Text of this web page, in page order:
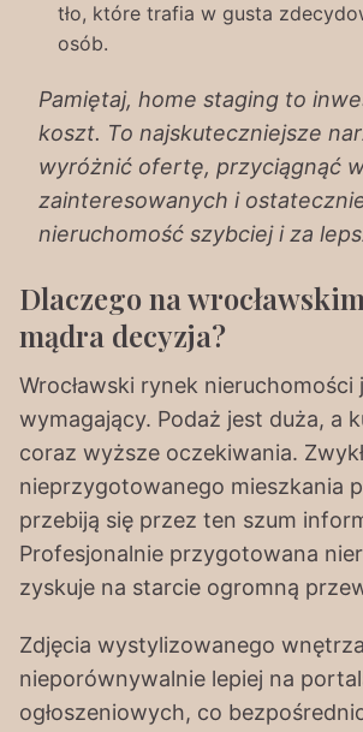
tło, które trafia w gusta
osób.
Pamiętaj, home staging to
koszt. To najskuteczniejsze
wyróżnić ofertę, przyciągnąć
zainteresowanych i
nieruchomość szybciej i za
Dlaczego na
mądra decyzja?
Wrocławski rynek nieruchomości
wymagający. Podaż jest duża, a
coraz wyższe oczekiwania.
nieprzygotowanego mieszkania
przebiją się przez ten szum
Profesjonalnie przygotowana
zyskuje na starcie ogromną
Zdjęcia wystylizowanego
nieporównywalnie lepiej na
ogłoszeniowych, co